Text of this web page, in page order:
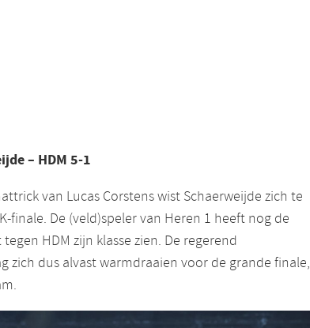
– HDM 5-1
van Lucas Corstens wist Schaerweijde zich te
finale. De (veld)speler van Heren 1 heeft nog de
HDM zijn klasse zien. De regerend
zich dus alvast warmdraaien voor de grande finale,